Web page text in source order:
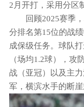
2月开打，采用分区
回顾2025赛季
分排名第15位的战
成保级任务。球队
（场均1.2球），攻
战（亚冠）以及主
军，横滨水手的断崖